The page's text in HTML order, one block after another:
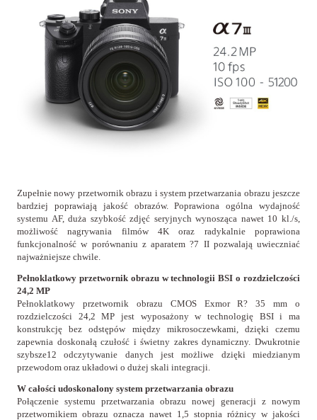
Zupełnie nowy przetwornik obrazu i system przetwarzania obrazu jeszcze
bardziej poprawiają jakość obrazów. Poprawiona ogólna wydajność
systemu AF, duża szybkość zdjęć seryjnych wynosząca nawet 10 kl./s,
możliwość nagrywania filmów 4K oraz radykalnie poprawiona
funkcjonalność w porównaniu z aparatem ?7 II pozwalają uwieczniać
najważniejsze chwile.
Pełnoklatkowy przetwornik obrazu w technologii BSI o rozdzielczości
24,2 MP
Pełnoklatkowy przetwornik obrazu CMOS Exmor R? 35 mm o
rozdzielczości 24,2 MP jest wyposażony w technologię BSI i ma
konstrukcję bez odstępów między mikrosoczewkami, dzięki czemu
zapewnia doskonałą czułość i świetny zakres dynamiczny. Dwukrotnie
szybsze12 odczytywanie danych jest możliwe dzięki miedzianym
przewodom oraz układowi o dużej skali integracji.
W całości udoskonalony system przetwarzania obrazu
Połączenie systemu przetwarzania obrazu nowej generacji z nowym
przetwornikiem obrazu oznacza nawet 1,5 stopnia różnicy w jakości